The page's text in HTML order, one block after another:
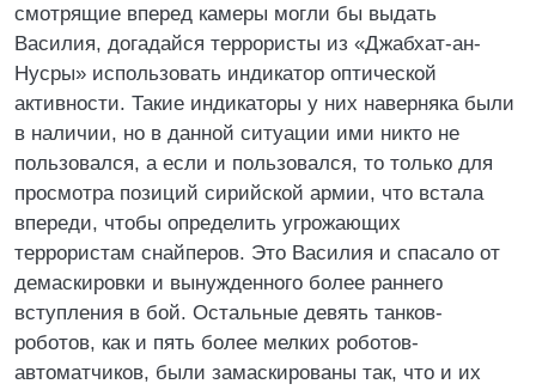
смотрящие вперед камеры могли бы выдать
Василия, догадайся террористы из «Джабхат-ан-
Нусры» использовать индикатор оптической
активности. Такие индикаторы у них наверняка были
в наличии, но в данной ситуации ими никто не
пользовался, а если и пользовался, то только для
просмотра позиций сирийской армии, что встала
впереди, чтобы определить угрожающих
террористам снайперов. Это Василия и спасало от
демаскировки и вынужденного более раннего
вступления в бой. Остальные девять танков-
роботов, как и пять более мелких роботов-
автоматчиков, были замаскированы так, что и их